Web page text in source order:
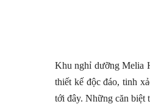
Khu nghỉ dưỡng Melia
thiết kế độc đáo, tinh
tới đây. Những căn biệt